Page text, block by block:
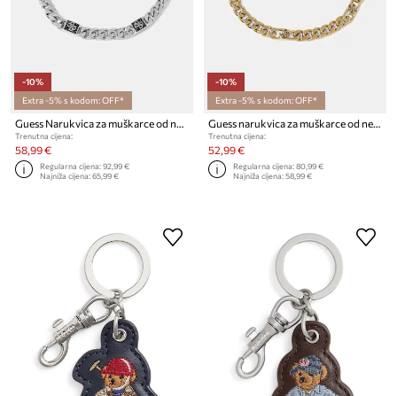
-10%
Extra -5% s kodom: OFF*
Guess Narukvica za muškarce od nehrđajućeg čelika 4G FRONTIERS
Trenutna cijena:
58,99 €
Regularna cijena:92,99 €
Najniža cijena:65,99 €
-10%
Extra -5% s kodom: OFF*
Guess narukvica za muškarce od nehrđajućeg čelika 4G FRONTIERS
Trenutna cijena:
52,99 €
Regularna cijena:80,99 €
Najniža cijena:58,99 €